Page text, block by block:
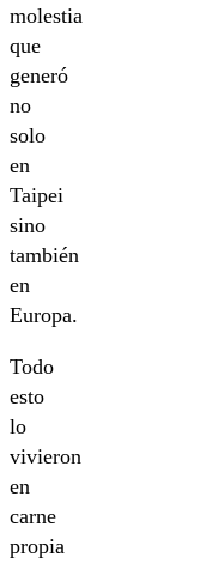
molestia
que
generó
no
solo
en
Taipei
sino
también
en
Europa.
Todo
esto
lo
vivieron
en
carne
propia